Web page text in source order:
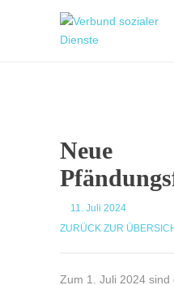
Neue
11. Juli 2024
ZURÜCK ZUR
Zum 1. Juli 2024 sind